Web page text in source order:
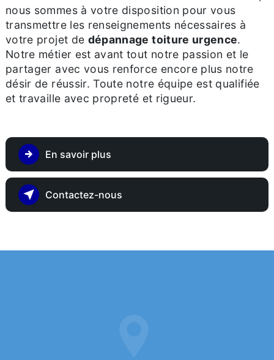
nous sommes à votre disposition pour vous
transmettre les renseignements nécessaires à
votre projet de dépannage toiture urgence.
Notre métier est avant tout notre passion et le
partager avec vous renforce encore plus notre
désir de réussir. Toute notre équipe est qualifiée
et travaille avec propreté et rigueur.
En savoir plus
Contactez-nous